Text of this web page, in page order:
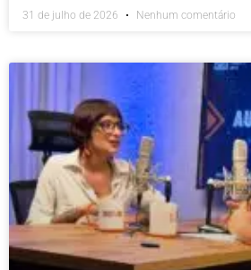
31 de julho de 2026 Nenhum comentário